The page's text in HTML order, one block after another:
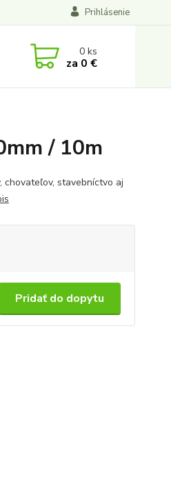
Prihlásenie
0ks
za 0 €
/ 10m
chovateľov, stavebníctvo aj
Pridať do dopytu